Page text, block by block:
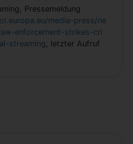
Pressemeldung
media-press/ne
enforcement-strikes-cri
streaming , letzter Aufruf